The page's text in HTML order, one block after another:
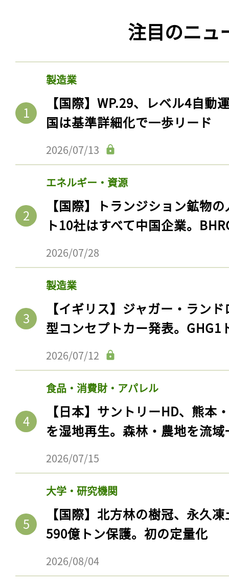
注目のニュ
製造業
【国際】WP.29、レベル4自動
国は基準詳細化で一歩リード
2026/07/13
エネルギー・資源
【国際】トランジション鉱物
ト10社はすべて中国企業。
2026/07/28
製造業
【イギリス】ジャガー・ラン
型コンセプトカー発表。GHG1
2026/07/12
食品・消費財・アパレル
【日本】サントリーHD、熊本
を湿地再生。森林・農地を流
2026/07/15
大学・研究機関
【国際】北方林の樹冠、永久
590億トン保護。初の定量化
2026/08/04